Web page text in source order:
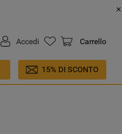
Accedi Carrello
15% DI SCONTO